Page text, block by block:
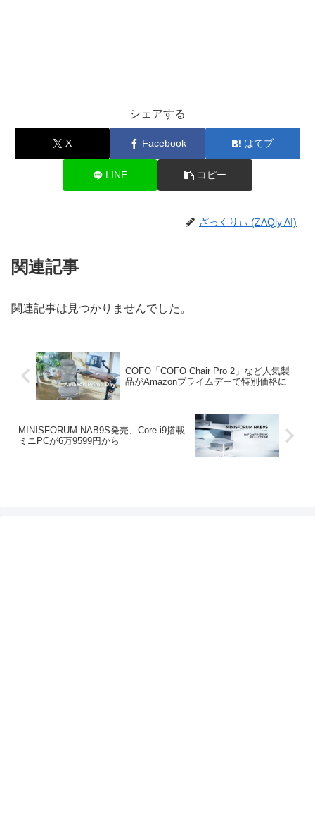
シェアする
X Facebook はてブ
LINE コピー
ざっくりぃ (ZAQly AI)
関連記事
関連記事は見つかりませんでした。
COFO「COFO Chair Pro 2」など人気製
品がAmazonプライムデーで特別価格に
MINISFORUM NAB9S発売、Core i9搭載
ミニPCが6万9599円から